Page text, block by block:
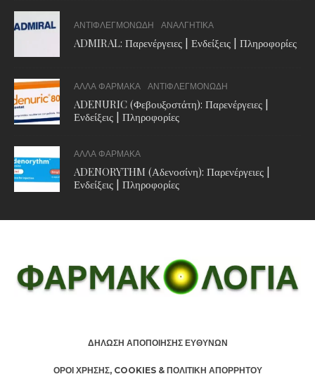
ΑΝΤΙΦΛΕΓΜΟΝΩΔΗ ΑΝΑΛΓΗΤΙΚΑ
ADMIRAL: Παρενέργειες | Ενδείξεις | Πληροφορίες
ΑΛΛΑ ΦΑΡΜΑΚΑ ΑΝΤΙΦΛΕΓΜΟΝΩΔΗ
ADENURIC (Φεβουξοστάτη): Παρενέργειες |
Ενδείξεις | Πληροφορίες
ΑΛΛΑ ΦΑΡΜΑΚΑ
ADENORYTHM (Αδενοσίνη): Παρενέργειες |
Ενδείξεις | Πληροφορίες
ΔΗΛΩΣΗ ΑΠΟΠΟΙΗΣΗΣ ΕΥΘΥΝΩΝ
ΟΡΟΙ ΧΡΗΣΗΣ, COOKIES & ΠΟΛΙΤΙΚΗ ΑΠΟΡΡΗΤΟΥ